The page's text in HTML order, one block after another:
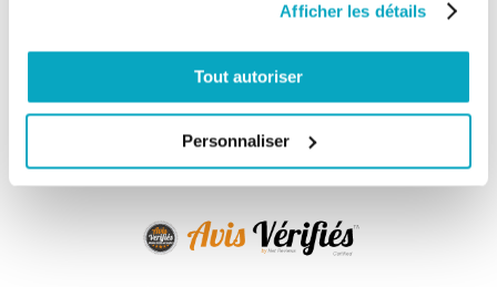
Afficher les détails
Tout autoriser
Personnaliser
Les avis clients - 3 avis